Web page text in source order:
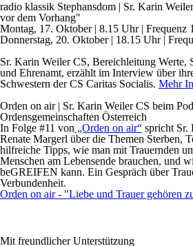
radio klassik Stephansdom | Sr. Karin
vor dem Vorhang"
Montag, 17. Oktober | 8.15 Uhr | Frequenz
Donnerstag, 20. Oktober | 18.15 Uhr |
Sr. Karin Weiler CS, Bereichleitung Werte,
und Ehrenamt, erzählt im Interview über
Schwestern der CS Caritas Socialis. Mehr
Orden on air | Sr. Karin Weiler CS beim
Ordensgemeinschaften Österreich
In Folge #11 von „Orden on air“ spricht Sr.
Renate Margerl über die Themen Sterben,
hilfreiche Tipps, wie man mit Trauernden
Menschen am Lebensende brauchen, und
beGREIFEN kann. Ein Gespräch über
Verbundenheit.
Orden on air - "Liebe und Trauer gehören
Mit freundlicher Unterstützung